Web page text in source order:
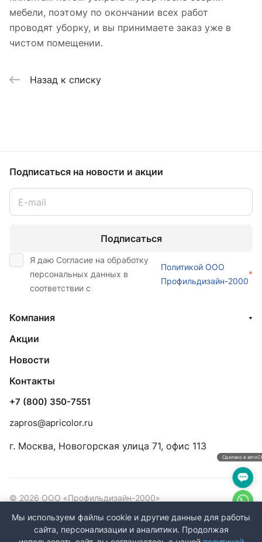
мебели, поэтому по окончании всех работ
проводят уборку, и вы принимаете заказ уже в
чистом помещении.
Назад к списку
Подписаться на новости и акции
Подписаться
Я даю Согласие на обработку
персональных данных в
соответствии с
Политикой ООО
Профильдизайн-2000
*
Компания
Акции
Новости
Контакты
+7 (800) 350-7551
zapros@apricolor.ru
г. Москва, Новогорская улица 71, офис 113
© 2026 ООО «Профильдизайн-2000»
Конфиденциальность Оферта
Мы используем файлы cookie и другие данные для работы
сайта, персонализации и аналитики. Продолжая
Сделано в